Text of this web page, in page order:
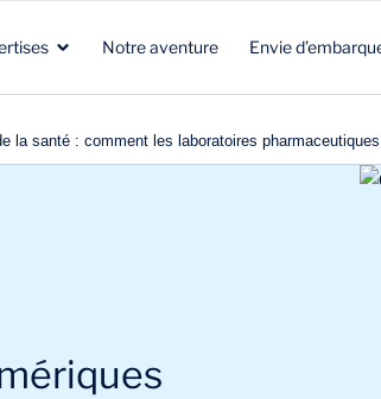
Notre aventure Envie
la santé : comment les laboratoires